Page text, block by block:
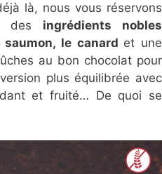
là, nous vous réservons
des ingrédients nobles
le canard et une
au bon chocolat pour
plus équilibrée avec
et fruité… De quoi se